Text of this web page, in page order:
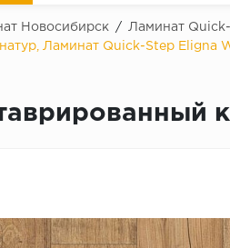
Новосибирск / Ламинат
Ламинат Quick-Step Eligna